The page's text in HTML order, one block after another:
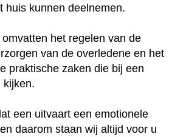
huis kunnen deelnemen.
het regelen van de
van de overledene en het
praktische zaken die bij een
kijken.
een uitvaart een emotionele
daarom staan wij altijd voor u